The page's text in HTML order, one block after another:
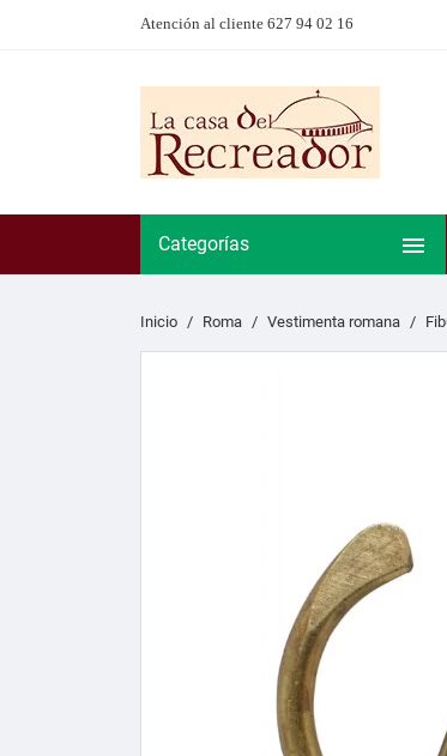
Atención al cliente 627 94 02 16
Categorías 
Inicio Roma Vestimenta romana